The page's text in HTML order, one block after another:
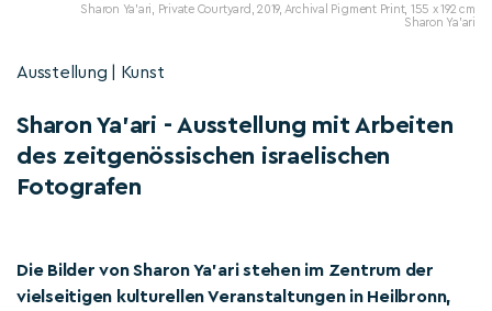
Sharon Ya'ari, Private Courtyard, 2019, Archival Pigment Print, 155 x 192 cm
Sharon Ya'ari
Ausstellung | Kunst
Sharon Ya'ari - Ausstellung mit Arbeiten
des zeitgenössischen israelischen
Fotografen
Die Bilder von Sharon Ya'ari stehen im Zentrum der
vielseitigen kulturellen Veranstaltungen in Heilbronn,